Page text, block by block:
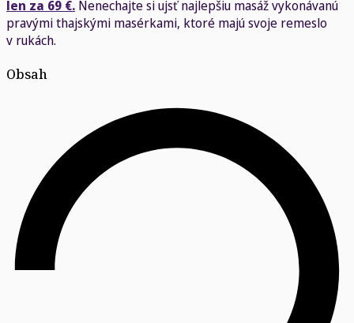
len za 69 €. Nenechajte si ujsť najlepšiu masáž vykonávanú
pravými thajskými masérkami, ktoré majú svoje remeslo
v rukách.
Obsah